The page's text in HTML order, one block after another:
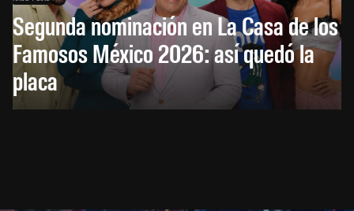
Segunda nominación en La Casa de los
Famosos México 2026: así quedó la
placa